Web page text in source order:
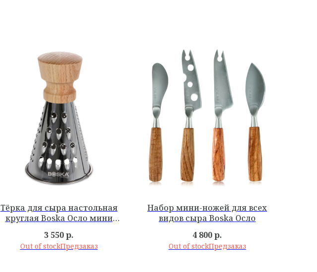
Тёрка для сыра настольная
круглая Boska Осло мини
3 550р.
Out of stock
Набор мини-ножей для всех
видов сыра Boska Осло
4 800р.
Out of stock